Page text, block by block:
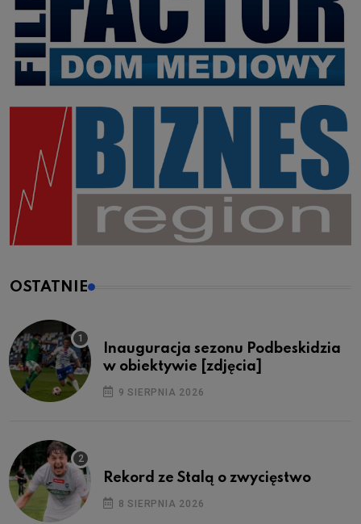
OSTATNIE
Inauguracja sezonu Podbeskidzia
w obiektywie [zdjęcia]
9 SIERPNIA 2026
Rekord ze Stalą o zwycięstwo
8 SIERPNIA 2026